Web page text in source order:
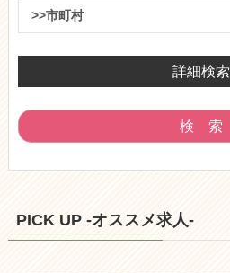
詳細検索
PICK UP -オススメ求人-